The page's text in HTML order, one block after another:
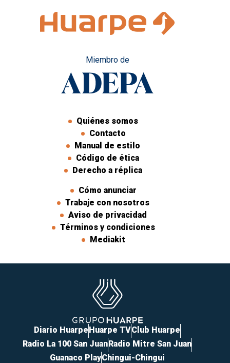
Miembro de
Quiénes somos
Contacto
Manual de estilo
Código de ética
Derecho a réplica
Cómo anunciar
Trabaje con nosotros
Aviso de privacidad
Términos y condiciones
Mediakit
Diario HuarpeHuarpe TVClub Huarpe
Radio La 100 San JuanRadio Mitre San Juan
Guanaco PlayChingui-Chingui